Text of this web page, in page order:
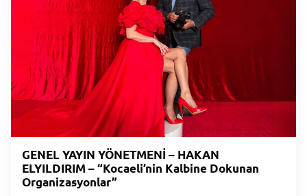
GENEL YAYIN YÖNETMENİ – HAKAN
ELYILDIRIM – “Kocaeli’nin Kalbine Dokunan
Organizasyonlar”